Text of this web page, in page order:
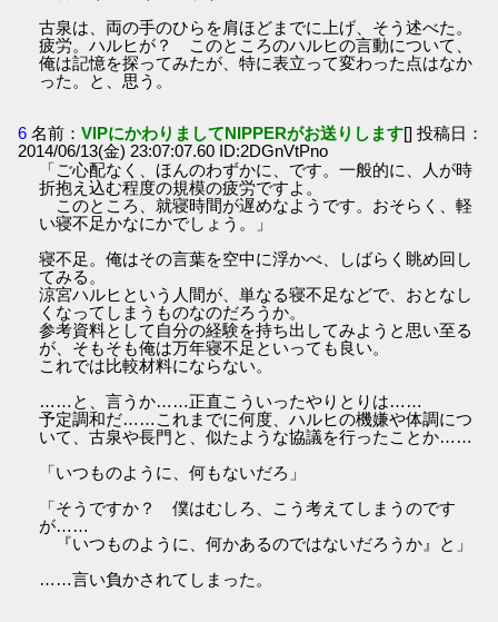
古泉は、両の手のひらを肩ほどまでに上げ、そう述べた。
疲労。ハルヒが？ このところのハルヒの言動について、
俺は記憶を探ってみたが、特に表立って変わった点はなか
った。と、思う。
6 名前：VIPにかわりましてNIPPERがお送りします[] 投稿日：
2014/06/13(金) 23:07:07.60 ID:2DGnVtPno
「ご心配なく、ほんのわずかに、です。一般的に、人が時
折抱え込む程度の規模の疲労ですよ。
このところ、就寝時間が遅めなようです。おそらく、軽
い寝不足かなにかでしょう。」
寝不足。俺はその言葉を空中に浮かべ、しばらく眺め回し
てみる。
涼宮ハルヒという人間が、単なる寝不足などで、おとなし
くなってしまうものなのだろうか。
参考資料として自分の経験を持ち出してみようと思い至る
が、そもそも俺は万年寝不足といっても良い。
これでは比較材料にならない。
……と、言うか……正直こういったやりとりは……
予定調和だ……これまでに何度、ハルヒの機嫌や体調につ
いて、古泉や長門と、似たような協議を行ったことか……
「いつものように、何もないだろ」
「そうですか？ 僕はむしろ、こう考えてしまうのです
が……
『いつものように、何かあるのではないだろうか』と」
……言い負かされてしまった。